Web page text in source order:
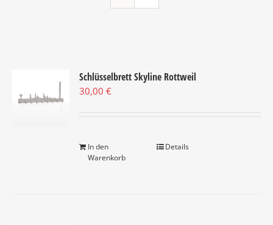
Schlüsselbrett Skyline Rottweil
30,00€
In den
Warenkorb
Details